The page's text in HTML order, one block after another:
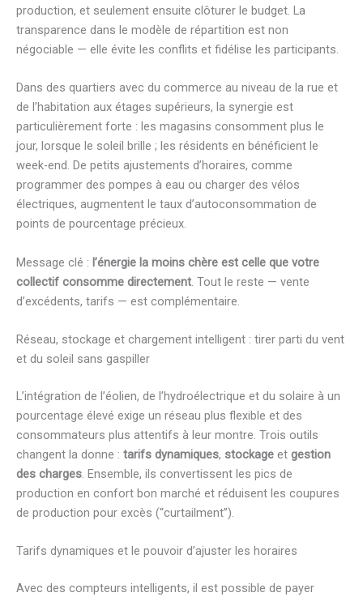
production, et seulement ensuite clôturer le budget. La
transparence dans le modèle de répartition est non
négociable — elle évite les conflits et fidélise les participants.
Dans des quartiers avec du commerce au niveau de la rue et
de l’habitation aux étages supérieurs, la synergie est
particulièrement forte : les magasins consomment plus le
jour, lorsque le soleil brille ; les résidents en bénéficient le
week-end. De petits ajustements d’horaires, comme
programmer des pompes à eau ou charger des vélos
électriques, augmentent le taux d’autoconsommation de
points de pourcentage précieux.
Message clé : l’énergie la moins chère est celle que votre
collectif consomme directement. Tout le reste — vente
d’excédents, tarifs — est complémentaire.
Réseau, stockage et chargement intelligent : tirer parti du vent
et du soleil sans gaspiller
L’intégration de l’éolien, de l’hydroélectrique et du solaire à un
pourcentage élevé exige un réseau plus flexible et des
consommateurs plus attentifs à leur montre. Trois outils
changent la donne : tarifs dynamiques, stockage et gestion
des charges. Ensemble, ils convertissent les pics de
production en confort bon marché et réduisent les coupures
de production pour excès (“curtailment”).
Tarifs dynamiques et le pouvoir d’ajuster les horaires
Avec des compteurs intelligents, il est possible de payer